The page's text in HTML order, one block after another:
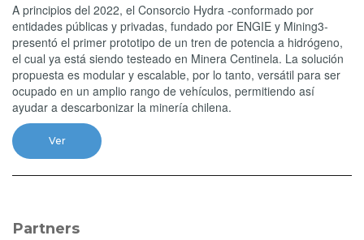
A principios del 2022, el Consorcio Hydra -conformado por
entidades públicas y privadas, fundado por ENGIE y Mining3-
presentó el primer prototipo de un tren de potencia a hidrógeno,
el cual ya está siendo testeado en Minera Centinela. La solución
propuesta es modular y escalable, por lo tanto, versátil para ser
ocupado en un amplio rango de vehículos, permitiendo así
ayudar a descarbonizar la minería chilena.
Ver
Partners